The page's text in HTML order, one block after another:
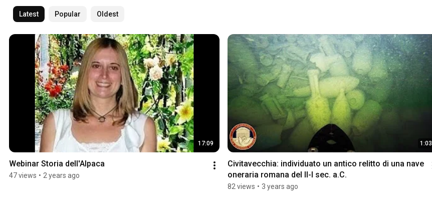
Latest Popular Oldest
17:09
Webinar Storia dell'Alpaca
47 views • 2 years ago
1:03
Civitavecchia: individuato un antico relitto di una nave
oneraria romana del II-I sec. a.C.
82 views • 3 years ago